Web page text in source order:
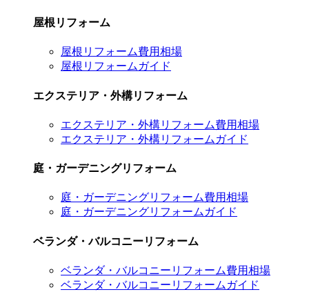
屋根リフォーム
屋根リフォーム費用相場
屋根リフォームガイド
エクステリア・外構リフォーム
エクステリア・外構リフォーム費用相場
エクステリア・外構リフォームガイド
庭・ガーデニングリフォーム
庭・ガーデニングリフォーム費用相場
庭・ガーデニングリフォームガイド
ベランダ・バルコニーリフォーム
ベランダ・バルコニーリフォーム費用相場
ベランダ・バルコニーリフォームガイド